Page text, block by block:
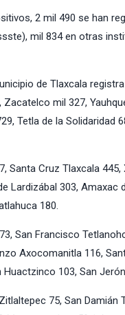
2 mil 490 se han
mil 834 en otras
de Tlaxcala
mil 327,
Tetla de la Solidaridad
Santa Cruz Tlaxcala
Lardizábal 303, Amaxac
180.
San Francisco
Axocomanitla 116,
103, San
75, San